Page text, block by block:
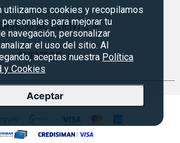
utilizamos cookies y recopilamos
para mejorar tu
navegación, personalizar
el uso del sitio. Al
aceptas nuestra Política
y Cookies
Aceptar
Visión y Misión
Historia
Sucursales
Servicios
Empleos Siman
Monedero
Certificados de Regalo
Siman PRO
Credisiman
AL CLIENTE +
Preguntas Frecuentes
de devoluciones y garantías
Contáctenos
Política de Privacidad
EVENTOS +
Rebajas